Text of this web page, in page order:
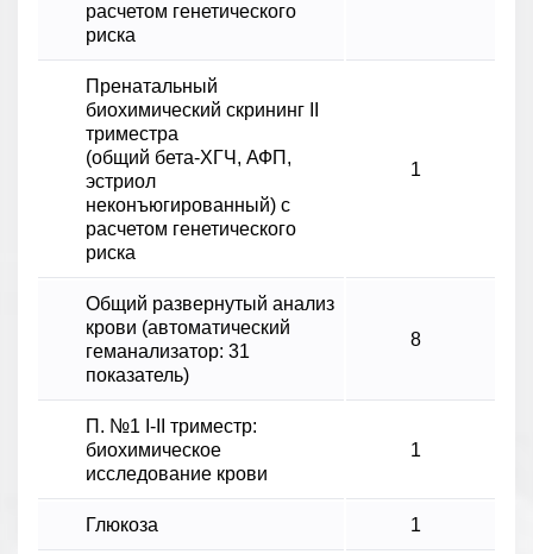
расчетом генетического
риска
Пренатальный
биохимический скрининг II
триместра
(общий бета-ХГЧ, АФП,
эстриол
неконъюгированный) с
расчетом генетического
риска
1
Общий развернутый анализ
крови (автоматический
геманализатор: 31
показатель)
8
П. №1 I-II триместр:
биохимическое
исследование крови
1
Глюкоза 1